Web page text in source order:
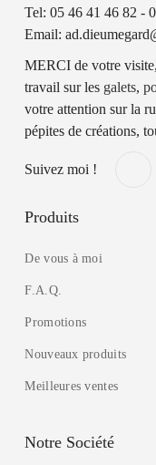
Tel: 05 46 41 46 82 -
Email:
MERCI de votre
travail sur les galets,
votre attention sur la
pépites de créations,
Suivez moi !
Produits
De vous à moi
F.A.Q.
Promotions
Nouveaux produits
Meilleures ventes
Notre Société